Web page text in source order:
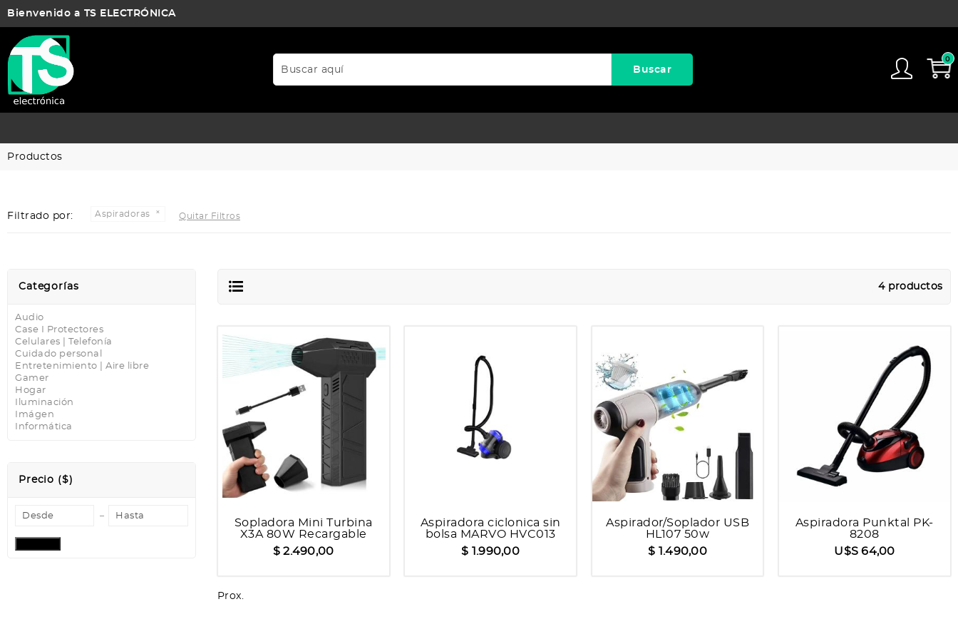
Bienvenido a TS ELECTRÓNICA
Buscar
0
Productos
Filtrado por: Aspiradoras Quitar Filtros
Categorías
Audio
Case I Protectores
Celulares | Telefonía
Cuidado personal
Entretenimiento | Aire libre
Gamer
Hogar
Iluminación
Imágen
Informática
Precio ($)
4 productos
Sopladora Mini Turbina
X3A 80W Recargable
$ 2.490,00
Aspiradora ciclonica sin
bolsa MARVO HVC013
$ 1.990,00
Aspirador/Soplador USB
HL107 50w
$ 1.490,00
Aspiradora Punktal PK-
8208
U$S 64,00
Prox.